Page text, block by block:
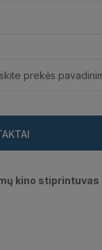
kino stiprintuvas